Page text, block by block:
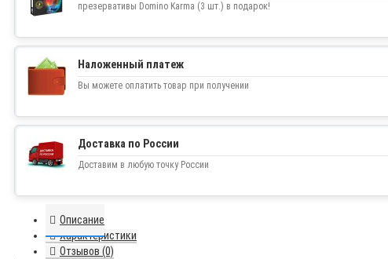
презервативы Domino Karma (3 шт.) в подарок!
Наложенный платеж
Вы можете оплатить товар при получении
Доставка по России
Доставим в любую точку России
Описание
Характеристики
Отзывов (0)